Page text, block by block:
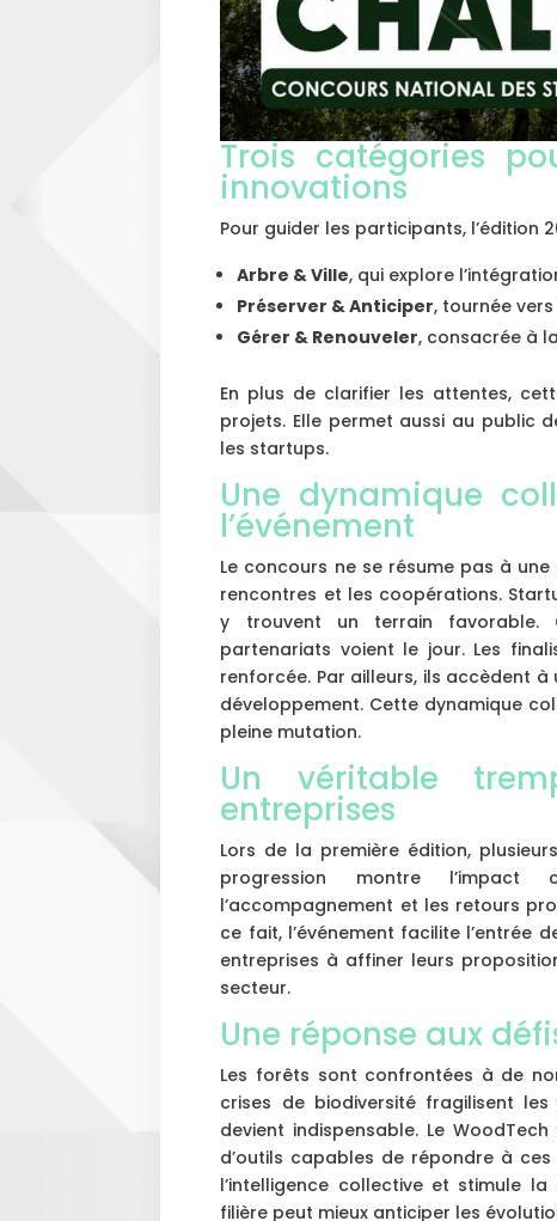
Trois catégories
innovations
Pour guider les participants, l’édition
Arbre & Ville, qui explore
Préserver & Anticiper, tournée
Gérer & Renouveler, consacrée à
En plus de clarifier les attentes,
projets. Elle permet aussi au public
les startups.
Une dynamique
l’événement
Le concours ne se résume pas à
rencontres et les coopérations.
y trouvent un terrain favorable.
partenariats voient le jour. Les
renforcée. Par ailleurs, ils accèdent
développement. Cette dynamique
pleine mutation.
Un véritable
entreprises
Lors de la première édition,
progression montre
l’accompagnement et les retours
ce fait, l’événement facilite l’entrée
entreprises à affiner leurs
secteur.
Une réponse aux
Les forêts sont confrontées à de
crises de biodiversité fragilisent les
devient indispensable. Le
d’outils capables de répondre à
l’intelligence collective et stimule
filière peut mieux anticiper les